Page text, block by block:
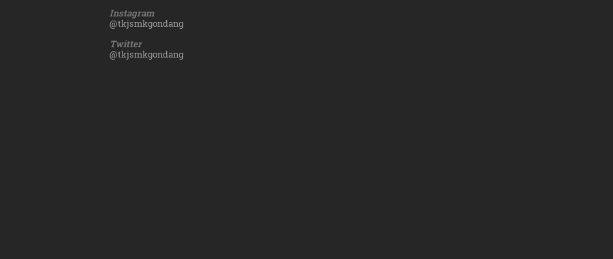
Instagram
@tkjsmkgondang
Twitter
@tkjsmkgondang